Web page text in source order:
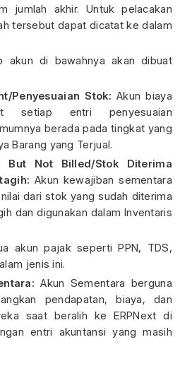
jumlah akhir. Untuk pelacakan
tersebut dapat dicatat ke dalam
akun di bawahnya akan dibuat
Penyesuaian Stok: Akun biaya
setiap entri penyesuaian
berada pada tingkat yang
Barang yang Terjual.
But Not Billed/Stok Diterima
Akun kewajiban sementara
dari stok yang sudah diterima
dan digunakan dalam Inventaris
akun pajak seperti PPN, TDS,
jenis ini.
Akun Sementara berguna
pendapatan, biaya, dan
saat beralih ke ERPNext di
entri akuntansi yang masih